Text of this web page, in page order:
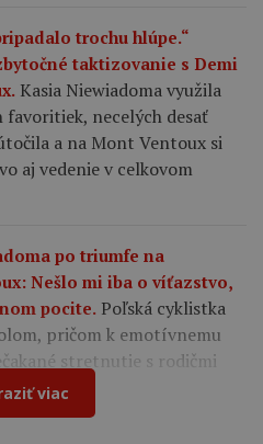
trochu hlúpe.“
taktizovanie s Demi
Kasia Niewiadoma využila
favoritiek, necelých desať
a na Mont Ventoux si
aj vedenie v celkovom
po triumfe na
Nešlo mi iba o víťazstvo,
pocite. Poľská cyklistka
pričom k emotívnemu
stretnutie s rodičmi
viac